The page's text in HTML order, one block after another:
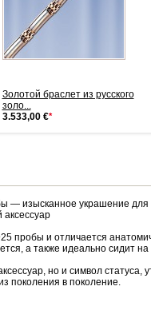
Золотой браслет из русского
золо...
3.533,00 €*
— изысканное украшение
пробы и отличается
а также идеально сидит
но и символ
поколения в поколение.